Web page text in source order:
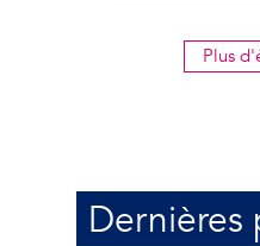
Plus
Dernières